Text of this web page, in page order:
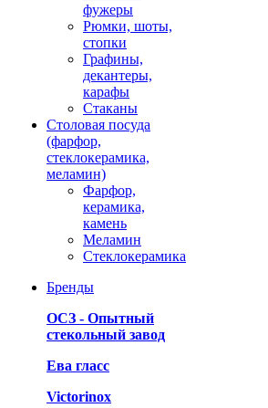
фужеры
Рюмки, шоты,
стопки
Графины,
декантеры,
карафы
Стаканы
Столовая посуда
(фарфор,
стеклокерамика,
меламин)
Фарфор,
керамика,
камень
Меламин
Стеклокерамика
Бренды
ОСЗ - Опытный
стекольный завод
Ева гласс
Victorinox